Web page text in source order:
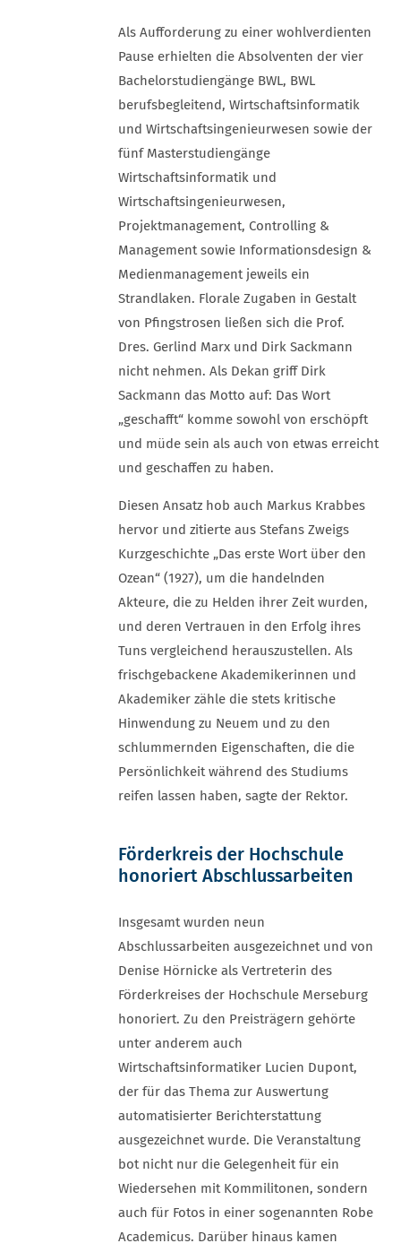
Als Aufforderung zu einer wohlverdienten
Pause erhielten die Absolventen der vier
Bachelorstudiengänge BWL, BWL
berufsbegleitend, Wirtschaftsinformatik
und Wirtschaftsingenieurwesen sowie der
fünf Masterstudiengänge
Wirtschaftsinformatik und
Wirtschaftsingenieurwesen,
Projektmanagement, Controlling &
Management sowie Informationsdesign &
Medienmanagement jeweils ein
Strandlaken. Florale Zugaben in Gestalt
von Pfingstrosen ließen sich die Prof.
Dres. Gerlind Marx und Dirk Sackmann
nicht nehmen. Als Dekan griff Dirk
Sackmann das Motto auf: Das Wort
„geschafft“ komme sowohl von erschöpft
und müde sein als auch von etwas erreicht
und geschaffen zu haben.
Diesen Ansatz hob auch Markus Krabbes
hervor und zitierte aus Stefans Zweigs
Kurzgeschichte „Das erste Wort über den
Ozean“ (1927), um die handelnden
Akteure, die zu Helden ihrer Zeit wurden,
und deren Vertrauen in den Erfolg ihres
Tuns vergleichend herauszustellen. Als
frischgebackene Akademikerinnen und
Akademiker zähle die stets kritische
Hinwendung zu Neuem und zu den
schlummernden Eigenschaften, die die
Persönlichkeit während des Studiums
reifen lassen haben, sagte der Rektor.
Förderkreis der Hochschule
honoriert Abschlussarbeiten
Insgesamt wurden neun
Abschlussarbeiten ausgezeichnet und von
Denise Hörnicke als Vertreterin des
Förderkreises der Hochschule Merseburg
honoriert. Zu den Preisträgern gehörte
unter anderem auch
Wirtschaftsinformatiker Lucien Dupont,
der für das Thema zur Auswertung
automatisierter Berichterstattung
ausgezeichnet wurde. Die Veranstaltung
bot nicht nur die Gelegenheit für ein
Wiedersehen mit Kommilitonen, sondern
auch für Fotos in einer sogenannten Robe
Academicus. Darüber hinaus kamen